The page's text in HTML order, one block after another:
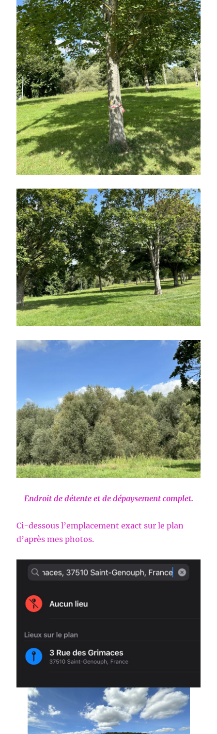
Endroit de détente et de dépaysement complet.
Ci-dessous l’emplacement exact sur le plan
d’après mes photos.